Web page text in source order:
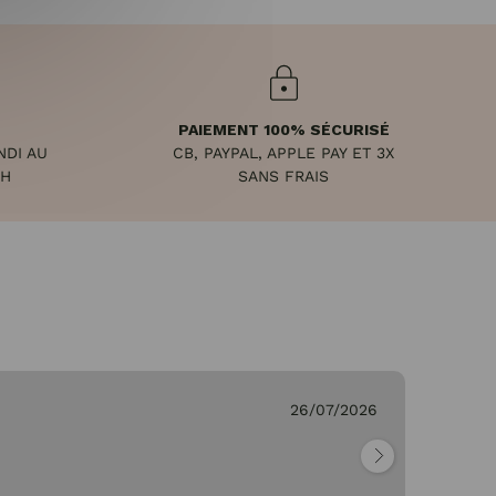
AU
PAIEMENT 100% SÉCURISÉ
CB, PAYPAL, APPLE PAY ET 3X
SANS FRAIS
26/07/2026